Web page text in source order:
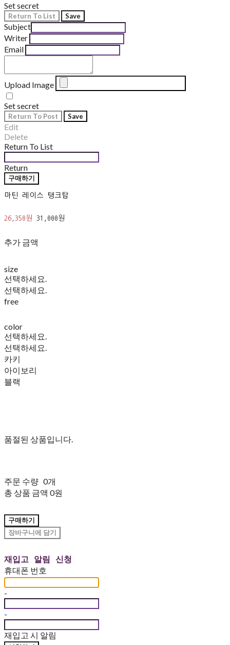
Set secret
Return To List Save
Subject
Writer
Email
Upload Image
Set secret
Return To Post Save
Edit
Delete
Return To List
Return
구매하기
마틴 레이스 탱크탑
26,350원 31,000원
추가 금액
size
선택하세요.
선택하세요.
free
color
선택하세요.
선택하세요.
카키
아이보리
블랙
품절된 상품입니다.
주문 수량 0개
총 상품 금액 0원
구매하기
장바구니에 담기
재입고 알림 신청
휴대폰 번호
-
-
재입고 시 알림